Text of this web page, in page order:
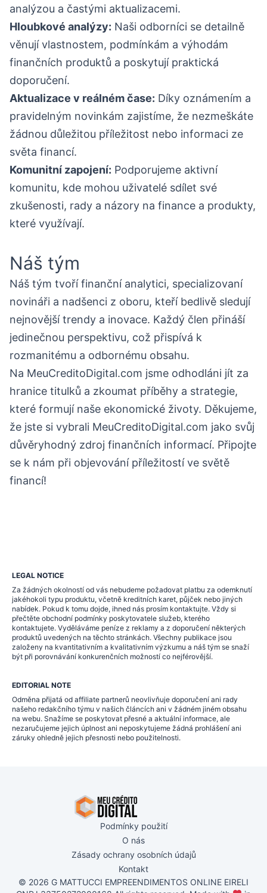
analýzou a častými aktualizacemi.
Hloubkové analýzy: Naši odborníci se detailně
věnují vlastnostem, podmínkám a výhodám
finančních produktů a poskytují praktická
doporučení.
Aktualizace v reálném čase: Díky oznámením a
pravidelným novinkám zajistíme, že nezmeškáte
žádnou důležitou příležitost nebo informaci ze
světa financí.
Komunitní zapojení: Podporujeme aktivní
komunitu, kde mohou uživatelé sdílet své
zkušenosti, rady a názory na finance a produkty,
které využívají.
Náš tým
Náš tým tvoří finanční analytici, specializovaní
novináři a nadšenci z oboru, kteří bedlivě sledují
nejnovější trendy a inovace. Každý člen přináší
jedinečnou perspektivu, což přispívá k
rozmanitému a odbornému obsahu.
Na MeuCreditoDigital.com jsme odhodláni jít za
hranice titulků a zkoumat příběhy a strategie,
které formují naše ekonomické životy. Děkujeme,
že jste si vybrali MeuCreditoDigital.com jako svůj
důvěryhodný zdroj finančních informací. Připojte
se k nám při objevování příležitostí ve světě
financí!
LEGAL NOTICE
Za žádných okolností od vás nebudeme požadovat platbu za odemknutí
jakéhokoli typu produktu, včetně kreditních karet, půjček nebo jiných
nabídek. Pokud k tomu dojde, ihned nás prosím kontaktujte. Vždy si
přečtěte obchodní podmínky poskytovatele služeb, kterého
kontaktujete. Vyděláváme peníze z reklamy a z doporučení některých
produktů uvedených na těchto stránkách. Všechny publikace jsou
založeny na kvantitativním a kvalitativním výzkumu a náš tým se snaží
být při porovnávání konkurenčních možností co nejférovější.
EDITORIAL NOTE
Odměna přijatá od affiliate partnerů neovlivňuje doporučení ani rady
našeho redakčního týmu v našich článcích ani v žádném jiném obsahu
na webu. Snažíme se poskytovat přesné a aktuální informace, ale
nezaručujeme jejich úplnost ani neposkytujeme žádná prohlášení ani
záruky ohledně jejich přesnosti nebo použitelnosti.
Podmínky použití
O nás
Zásady ochrany osobních údajů
Kontakt
© 2026 G MATTUCCI EMPREENDIMENTOS ONLINE EIRELI